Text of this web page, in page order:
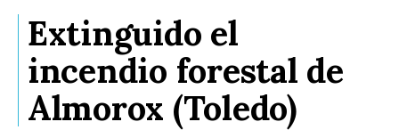
Extinguido el
incendio forestal de
Almorox (Toledo)